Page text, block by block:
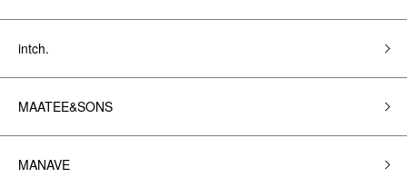
intch.
MAATEE&SONS
MANAVE